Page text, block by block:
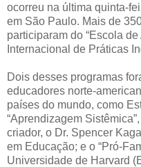
ocorreu na última quinta-
em São Paulo. Mais de
participaram do “Escola
Internacional de Práticas
Dois desses programas
educadores norte-
países do mundo, como
“Aprendizagem
criador, o Dr. Spencer
em Educação; e o “Pró-
Universidade de Harvard